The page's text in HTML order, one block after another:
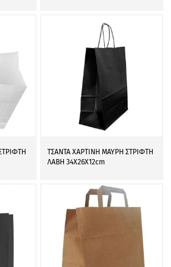
ΤΣΑΝΤΑ ΧΑΡΤΙΝΗ ΜΑΥΡΗ ΣΤΡΙΦΤΗ
ΛΑΒΗ 34Χ26Χ12cm